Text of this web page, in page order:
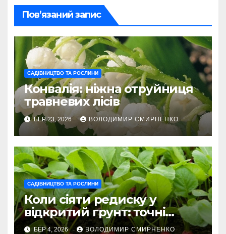
Пов’язаний запис
САДІВНИЦТВО ТА РОСЛИНИ
Конвалія: ніжна отруйниця
травневих лісів
БЕР 23, 2026 ВОЛОДИМИР СМИРНЕНКО
САДІВНИЦТВО ТА РОСЛИНИ
Коли сіяти редиску у
відкритий грунт: точні
терміни 2026
БЕР 4, 2026 ВОЛОДИМИР СМИРНЕНКО